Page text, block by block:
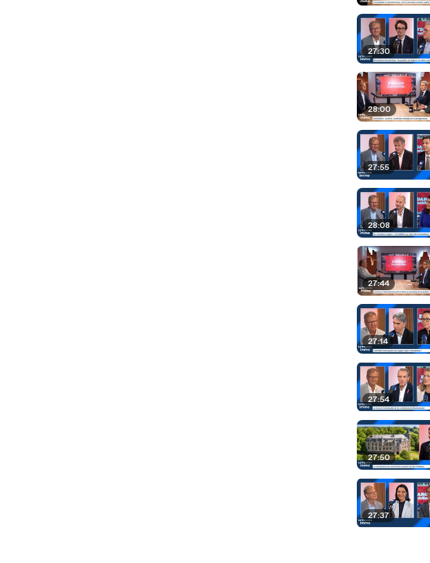
27:30
28:00
27:55
28:08
27:44
27:14
27:54
27:50
27:37